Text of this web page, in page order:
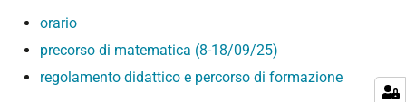
orario
precorso di matematica (8-18/09/25)
regolamento didattico e percorso di formazione